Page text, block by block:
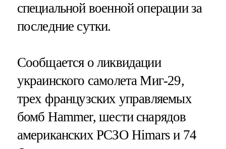
специальной военной операции за
последние сутки.
Сообщается о ликвидации
украинского самолета Миг-29,
трех французских управляемых
бомб Hammer, шести снарядов
американских РСЗО Himars и 74